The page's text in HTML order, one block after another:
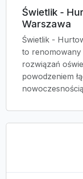
Świetlik -
Warszawa
Świetlik -
to
rozwiązań
powodzeniem